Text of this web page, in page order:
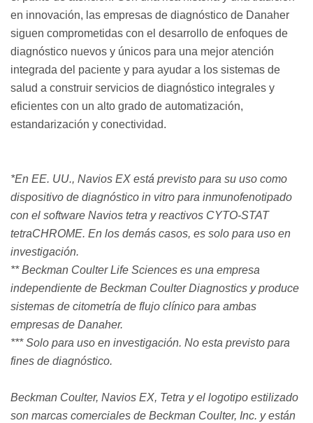
en innovación, las empresas de diagnóstico de Danaher
siguen comprometidas con el desarrollo de enfoques de
diagnóstico nuevos y únicos para una mejor atención
integrada del paciente y para ayudar a los sistemas de
salud a construir servicios de diagnóstico integrales y
eficientes con un alto grado de automatización,
estandarización y conectividad.
*En EE. UU., Navios EX está previsto para su uso como
dispositivo de diagnóstico in vitro para inmunofenotipado
con el software Navios tetra y reactivos CYTO-STAT
tetraCHROME. En los demás casos, es solo para uso en
investigación.
** Beckman Coulter Life Sciences es una empresa
independiente de Beckman Coulter Diagnostics y produce
sistemas de citometría de flujo clínico para ambas
empresas de Danaher.
*** Solo para uso en investigación. No esta previsto para
fines de diagnóstico.
Beckman Coulter, Navios EX, Tetra y el logotipo estilizado
son marcas comerciales de Beckman Coulter, Inc. y están